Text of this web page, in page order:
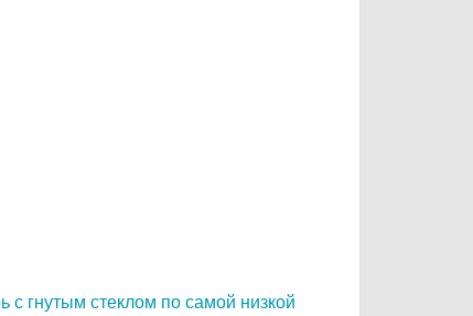
c гнутым стеклом по самой низкой